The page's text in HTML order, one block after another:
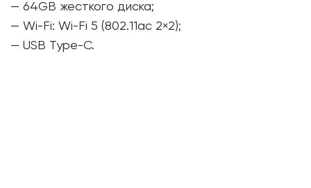
— 64GB жесткого диска;
— Wi-Fi: Wi-Fi 5 (802.11ac 2×2);
— USB Type-C.